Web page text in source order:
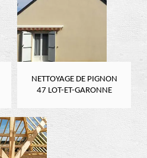
NETTOYAGE DE PIGNON
47 LOT-ET-GARONNE